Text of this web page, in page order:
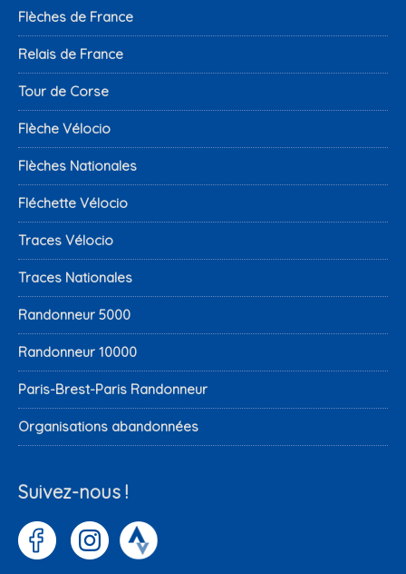
Flèches de France
Relais de France
Tour de Corse
Flèche Vélocio
Flèches Nationales
Fléchette Vélocio
Traces Vélocio
Traces Nationales
Randonneur 5000
Randonneur 10000
Paris-Brest-Paris Randonneur
Organisations abandonnées
Suivez-nous !